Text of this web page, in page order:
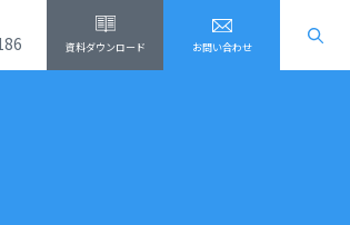
資料ダウンロード お問い合わせ